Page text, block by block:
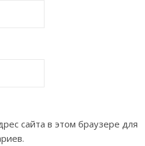
сайта в этом браузере для